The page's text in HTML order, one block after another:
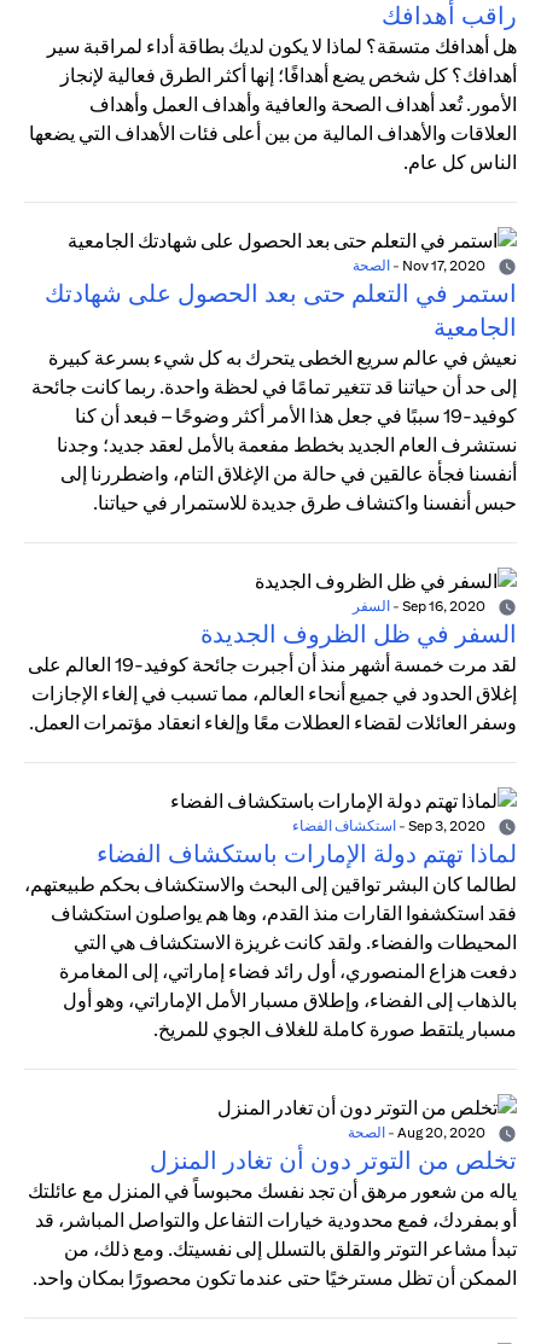
راقب أهدافك
هل أهدافك متسقة؟ لماذا لا يكون لديك بطاقة أداء لمراقبة سير
أهدافك؟ كل شخص يضع أهدافًا؛ إنها أكثر الطرق فعالية لإنجاز
الأمور. تُعد أهداف الصحة والعافية وأهداف العمل وأهداف
العلاقات والأهداف المالية من بين أعلى فئات الأهداف التي يضعها
الناس كل عام.
- الصحة
استمر في التعلم حتى بعد الحصول على شهادتك
الجامعية
نعيش في عالم سريع الخطى يتحرك به كل شيء بسرعة كبيرة
إلى حد أن حياتنا قد تتغير تمامًا في لحظة واحدة. ربما كانت جائحة
كوفيد-19 سببًا في جعل هذا الأمر أكثر وضوحًا – فبعد أن كنا
نستشرف العام الجديد بخطط مفعمة بالأمل لعقد جديد؛ وجدنا
أنفسنا فجأة عالقين في حالة من الإغلاق التام، واضطررنا إلى
حبس أنفسنا واكتشاف طرق جديدة للاستمرار في حياتنا.
- السفر
السفر في ظل الظروف الجديدة
لقد مرت خمسة أشهر منذ أن أجبرت جائحة كوفيد-19 العالم على
إغلاق الحدود في جميع أنحاء العالم، مما تسبب في إلغاء الإجازات
وسفر العائلات لقضاء العطلات معًا وإلغاء انعقاد مؤتمرات العمل.
- استكشاف الفضاء
لماذا تهتم دولة الإمارات باستكشاف الفضاء
لطالما كان البشر تواقين إلى البحث والاستكشاف بحكم طبيعتهم،
فقد استكشفوا القارات منذ القدم، وها هم يواصلون استكشاف
المحيطات والفضاء. ولقد كانت غريزة الاستكشاف هي التي
دفعت هزاع المنصوري، أول رائد فضاء إماراتي، إلى المغامرة
بالذهاب إلى الفضاء، وإطلاق مسبار الأمل الإماراتي، وهو أول
مسبار يلتقط صورة كاملة للغلاف الجوي للمريخ.
- الصحة
تخلص من التوتر دون أن تغادر المنزل
ياله من شعور مرهق أن تجد نفسك محبوساً في المنزل مع عائلتك
أو بمفردك، فمع محدودية خيارات التفاعل والتواصل المباشر، قد
تبدأ مشاعر التوتر والقلق بالتسلل إلى نفسيتك. ومع ذلك، من
الممكن أن تظل مسترخيًا حتى عندما تكون محصورًا بمكان واحد.